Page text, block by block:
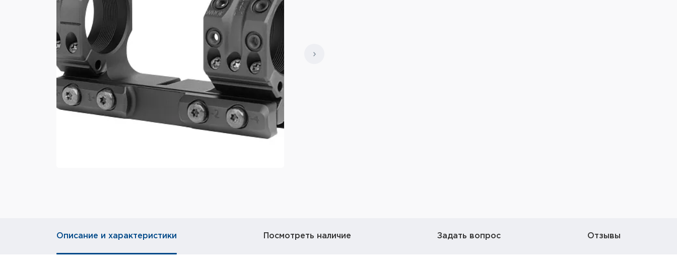
Описание и характеристики Посмотреть наличие Задать вопрос Отзывы